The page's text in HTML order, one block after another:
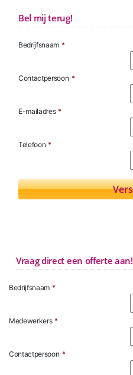
Bel mij terug!
Bedrijfsnaam *
Contactpersoon *
E-mailadres *
Telefoon *
Vraag direct een offerte aan!
Bedrijfsnaam *
Medewerkers *
Contactpersoon *